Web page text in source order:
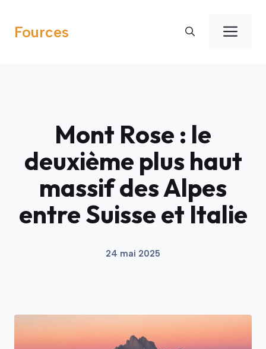
contenu
Fources
Mont Rose : le
deuxième plus haut
massif des Alpes
entre Suisse et Italie
24 mai 2025